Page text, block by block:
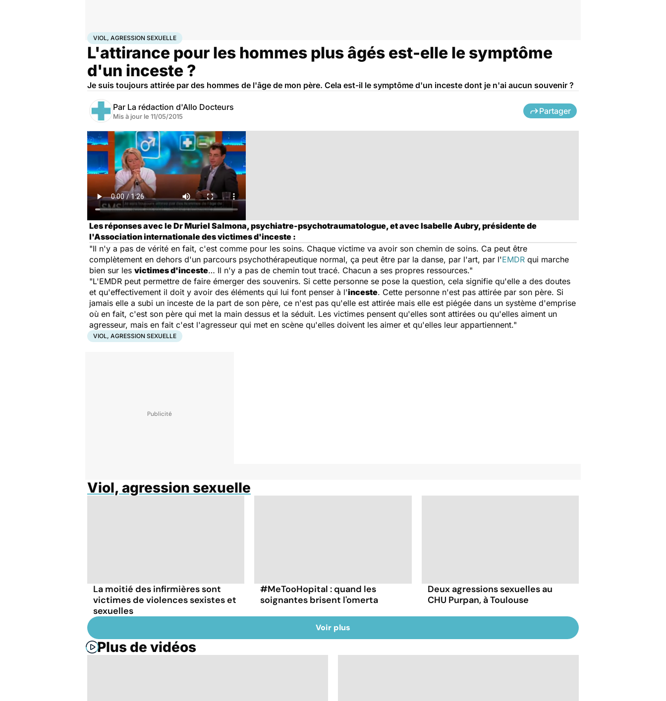
Accueil SantéViol, agression sexuelle
VIOL, AGRESSION SEXUELLE
L'attirance pour les hommes plus âgés est-elle le symptôme
d'un inceste ?
Je suis toujours attirée par des hommes de l'âge de mon père. Cela est-il le symptôme d'un inceste dont je n'ai aucun souvenir ?
Par La rédaction d'Allo Docteurs
Mis à jour le 11/05/2015
Partager
Les réponses avec le Dr Muriel Salmona, psychiatre-psychotraumatologue, et avec Isabelle Aubry, présidente de
l'Association internationale des victimes d'inceste :
"Il n'y a pas de vérité en fait, c'est comme pour les soins. Chaque victime va avoir son chemin de soins. Ca peut être
complètement en dehors d'un parcours psychothérapeutique normal, ça peut être par la danse, par l'art, par l'EMDR qui marche
bien sur les victimes d'inceste… Il n'y a pas de chemin tout tracé. Chacun a ses propres ressources."
"L'EMDR peut permettre de faire émerger des souvenirs. Si cette personne se pose la question, cela signifie qu'elle a des doutes
et qu'effectivement il doit y avoir des éléments qui lui font penser à l'inceste. Cette personne n'est pas attirée par son père. Si
jamais elle a subi un inceste de la part de son père, ce n'est pas qu'elle est attirée mais elle est piégée dans un système d'emprise
où en fait, c'est son père qui met la main dessus et la séduit. Les victimes pensent qu'elles sont attirées ou qu'elles aiment un
agresseur, mais en fait c'est l'agresseur qui met en scène qu'elles doivent les aimer et qu'elles leur appartiennent."
VIOL, AGRESSION SEXUELLE
Viol, agression sexuelle
La moitié des infirmières sont
victimes de violences sexistes et
sexuelles
#MeTooHopital : quand les
soignantes brisent l'omerta
Deux agressions sexuelles au
CHU Purpan, à Toulouse
Voir plus
Plus de vidéos